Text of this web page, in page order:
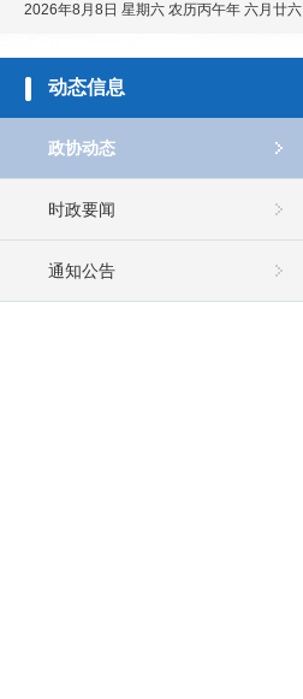
2026年8月8日 星期六 农历丙午年 六月廿六
动态信息
政协动态
时政要闻
通知公告